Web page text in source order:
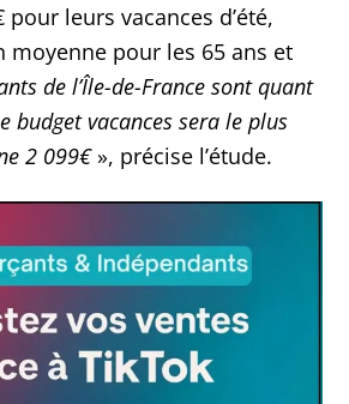
pour leurs vacances d’été,
moyenne pour les 65 ans et
de l’Île-de-France sont quant
budget vacances sera le plus
2 099€», précise l’étude.